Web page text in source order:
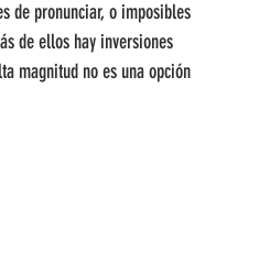
de pronunciar, o imposibles
de ellos hay inversiones
magnitud no es una opción